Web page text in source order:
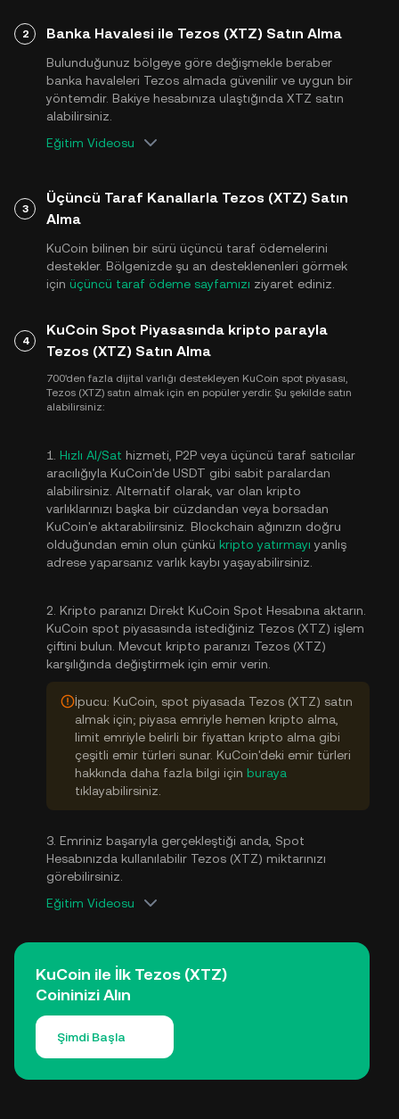
2 Banka Havalesi ile Tezos (XTZ) Satın Alma
Bulunduğunuz bölgeye göre değişmekle beraber
banka havaleleri Tezos almada güvenilir ve uygun bir
yöntemdir. Bakiye hesabınıza ulaştığında XTZ satın
alabilirsiniz.
Eğitim Videosu
3
Üçüncü Taraf Kanallarla Tezos (XTZ) Satın
Alma
KuCoin bilinen bir sürü üçüncü taraf ödemelerini
destekler. Bölgenizde şu an desteklenenleri görmek
için üçüncü taraf ödeme sayfamızı ziyaret ediniz.
4
KuCoin Spot Piyasasında kripto parayla
Tezos (XTZ) Satın Alma
700'den fazla dijital varlığı destekleyen KuCoin spot piyasası,
Tezos (XTZ) satın almak için en popüler yerdir. Şu şekilde satın
alabilirsiniz:
1. Hızlı Al/Sat hizmeti, P2P veya üçüncü taraf satıcılar
aracılığıyla KuCoin'de USDT gibi sabit paralardan
alabilirsiniz. Alternatif olarak, var olan kripto
varlıklarınızı başka bir cüzdandan veya borsadan
KuCoin'e aktarabilirsiniz. Blockchain ağınızın doğru
olduğundan emin olun çünkü kripto yatırmayı yanlış
adrese yaparsanız varlık kaybı yaşayabilirsiniz.
2. Kripto paranızı Direkt KuCoin Spot Hesabına aktarın.
KuCoin spot piyasasında istediğiniz Tezos (XTZ) işlem
çiftini bulun. Mevcut kripto paranızı Tezos (XTZ)
karşılığında değiştirmek için emir verin.
İpucu: KuCoin, spot piyasada Tezos (XTZ) satın
almak için; piyasa emriyle hemen kripto alma,
limit emriyle belirli bir fiyattan kripto alma gibi
çeşitli emir türleri sunar. KuCoin'deki emir türleri
hakkında daha fazla bilgi için buraya
tıklayabilirsiniz.
3. Emriniz başarıyla gerçekleştiği anda, Spot
Hesabınızda kullanılabilir Tezos (XTZ) miktarınızı
görebilirsiniz.
Eğitim Videosu
KuCoin ile İlk Tezos (XTZ)
Coininizi Alın
Şimdi Başla